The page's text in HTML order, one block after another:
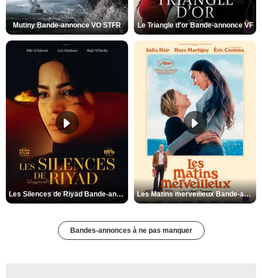
Mutiny Bande-annonce VO STFR Le Triangle d'or Bande-annonce VF
Les Silences de Riyad Bande-annonce VO STFR Les Matins merveilleux Bande-annonce VF
Bandes-annonces à ne pas manquer